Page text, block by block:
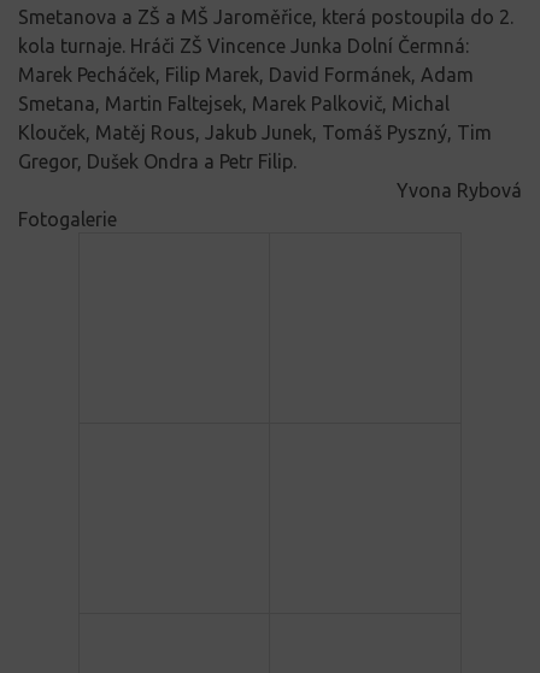
Smetanova a ZŠ a MŠ Jaroměřice, která postoupila do 2.
kola turnaje. Hráči ZŠ Vincence Junka Dolní Čermná:
Marek Pecháček, Filip Marek, David Formánek, Adam
Smetana, Martin Faltejsek, Marek Palkovič, Michal
Klouček, Matěj Rous, Jakub Junek, Tomáš Pyszný, Tim
Gregor, Dušek Ondra a Petr Filip.
Yvona Rybová
Fotogalerie